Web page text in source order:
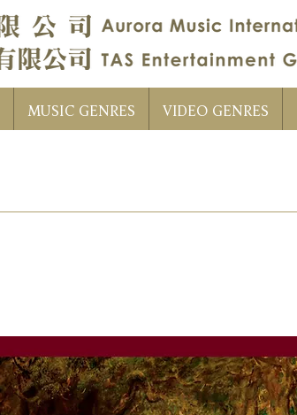
MUSIC GENRES VIDEO GENRES